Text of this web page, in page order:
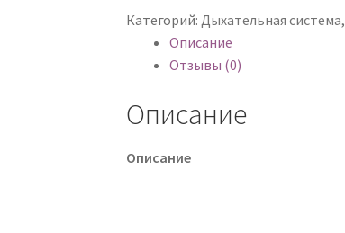
(Kottakkal),
Категорий:Дыхательная система,
Описание
Отзывы (0)
Описание
Описание